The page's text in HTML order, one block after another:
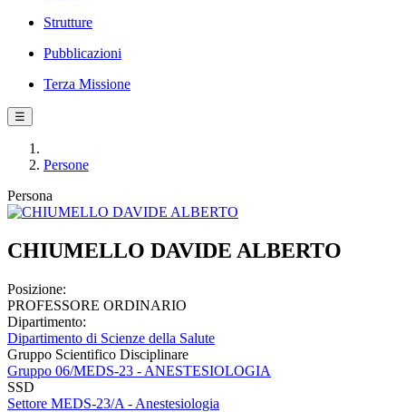
Strutture
Pubblicazioni
Terza Missione
☰
Persone
Persona
CHIUMELLO DAVIDE ALBERTO
Posizione:
PROFESSORE ORDINARIO
Dipartimento:
Dipartimento di Scienze della Salute
Gruppo Scientifico Disciplinare
Gruppo 06/MEDS-23 - ANESTESIOLOGIA
SSD
Settore MEDS-23/A - Anestesiologia